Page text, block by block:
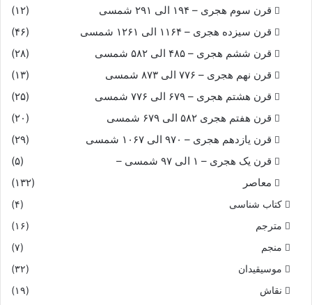
قرن سوم هجری – ۱۹۴ الی ۲۹۱ شمسی
(۱۲)
قرن سیزده هجری – ۱۱۶۴ الی ۱۲۶۱ شمسی
(۴۶)
قرن ششم هجری – ۴۸۵ الی ۵۸۲ شمسی
(۲۸)
قرن نهم هجری – ۷۷۶ الی ۸۷۳ شمسی
(۱۳)
قرن هشتم هجری – ۶۷۹ الی ۷۷۶ شمسی
(۲۵)
قرن هفتم هجری ۵۸۲ الی ۶۷۹ شمسی
(۲۰)
قرن یازدهم هجری – ۹۷۰ الی ۱۰۶۷ شمسی
(۲۹)
قرن یک هجری – ۱ الی ۹۷ شمسی –
(۵)
معاصر
(۱۳۲)
کتاب شناسی
(۴)
مترجم
(۱۶)
منجم
(۷)
موسیقیدان
(۳۲)
نقاش
(۱۹)